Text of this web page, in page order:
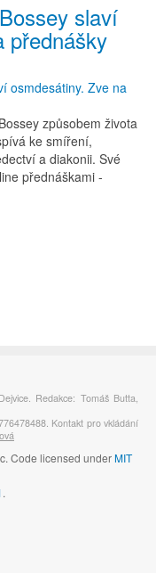
slaví
přednášky
způsobem života
ke smíření,
a diakonii. Své
přednáškami -
Redakce: Tomáš Butta,
Kontakt pro vkládání
Code licensed underMIT
.